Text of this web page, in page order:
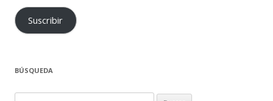
Suscribir
BÚSQUEDA